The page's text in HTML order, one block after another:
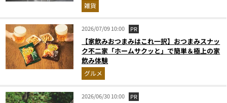
雑貨
2026/07/09 10:00 PR
【家飲みおつまみはこれ一択】おつまみスナッ
ク不二家「ホームサクッと」で簡単＆極上の家
飲み体験
グルメ
2026/06/30 10:00 PR